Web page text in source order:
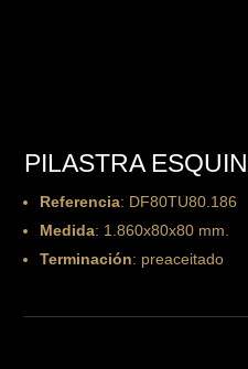
PILASTRA
Referencia: DF80TU80.186
Medida: 1.860x80x80 mm.
Terminación: preaceitado